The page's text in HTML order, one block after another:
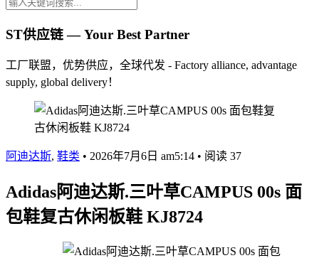
ST供应链 — Your Best Partner
工厂联盟，优势供应，全球代发 - Factory alliance, advantage
supply, global delivery！
阿迪达斯, 鞋类 • 2026年7月6日 am5:14 • 阅读 37
Adidas阿迪达斯.三叶草CAMPUS 00s 面
包鞋复古休闲板鞋 KJ8724